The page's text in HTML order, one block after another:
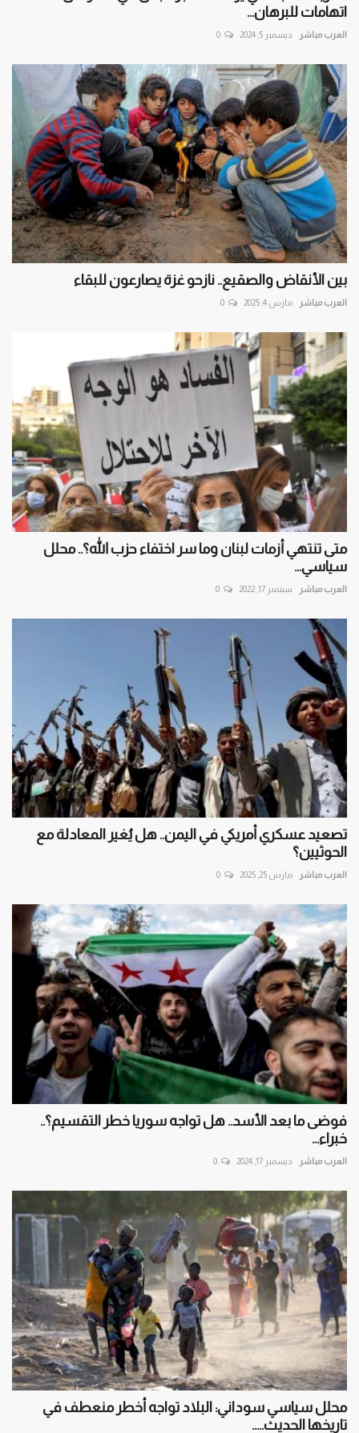
اتهامات للبرهان...
العرب مباشر ديسمبر 5, 2024 0
بين الأنقاض والصقيع.. نازحو غزة يصارعون للبقاء
العرب مباشر مارس 4, 2025 0
متى تنتهي أزمات لبنان وما سر اختفاء حزب الله؟.. محلل
سياسي...
العرب مباشر سبتمبر 17, 2022 0
تصعيد عسكري أمريكي في اليمن.. هل يُغير المعادلة مع
الحوثيين؟
العرب مباشر مارس 25, 2025 0
فوضى ما بعد الأسد.. هل تواجه سوريا خطر التقسيم؟..
خبراء...
العرب مباشر ديسمبر 17, 2024 0
محلل سياسي سوداني: البلاد تواجه أخطر منعطف في
تاريخها الحديث.....